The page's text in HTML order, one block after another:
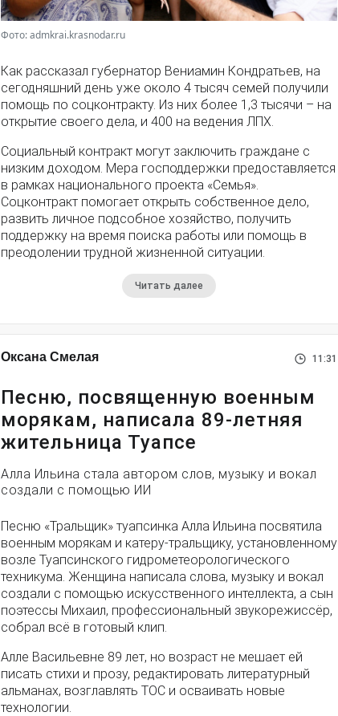
Фото: admkrai.krasnodar.ru
Как рассказал губернатор Вениамин Кондратьев, на
сегодняшний день уже около 4 тысяч семей получили
помощь по соцконтракту. Из них более 1,3 тысячи – на
открытие своего дела, и 400 на ведения ЛПХ.
Социальный контракт могут заключить граждане с
низким доходом. Мера господдержки предоставляется
в рамках национального проекта «Семья».
Соцконтракт помогает открыть собственное дело,
развить личное подсобное хозяйство, получить
поддержку на время поиска работы или помощь в
преодолении трудной жизненной ситуации.
Читать далее
Оксана Смелая 11:31
Песню, посвященную военным
морякам, написала 89-летняя
жительница Туапсе
Алла Ильина стала автором слов, музыку и вокал
создали с помощью ИИ
Песню «Тральщик» туапсинка Алла Ильина посвятила
военным морякам и катеру-тральщику, установленному
возле Туапсинского гидрометеорологического
техникума. Женщина написала слова, музыку и вокал
создали с помощью искусственного интеллекта, а сын
поэтессы Михаил, профессиональный звукорежиссёр,
собрал всё в готовый клип.
Алле Васильевне 89 лет, но возраст не мешает ей
писать стихи и прозу, редактировать литературный
альманах, возглавлять ТОС и осваивать новые
технологии.